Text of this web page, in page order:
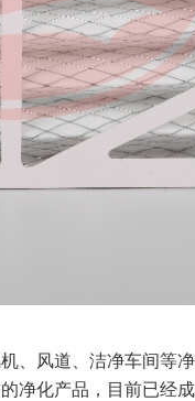
、风道、洁净车间等
化产品，目前已经